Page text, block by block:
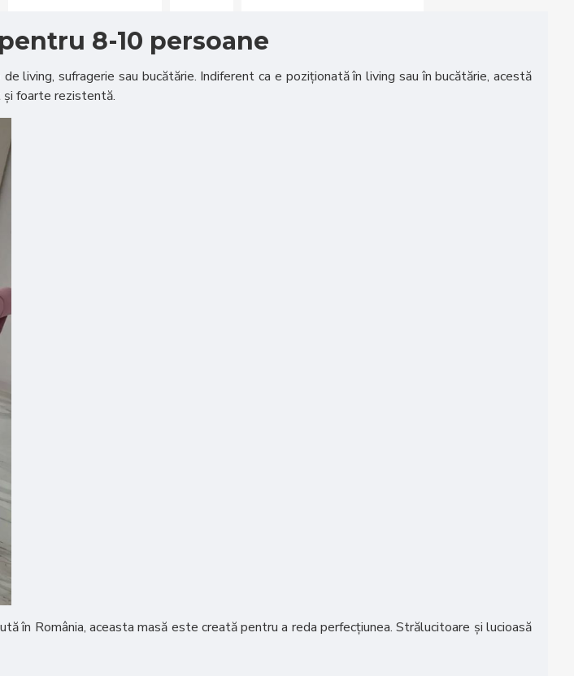
8-10 persoane
living, sufragerie sau bucătărie. Indiferent ca e poziționată în living sau în bucătărie, acestă
și foarte rezistentă.
în România, aceasta masă este creată pentru a reda perfecțiunea. Strălucitoare și lucioasă